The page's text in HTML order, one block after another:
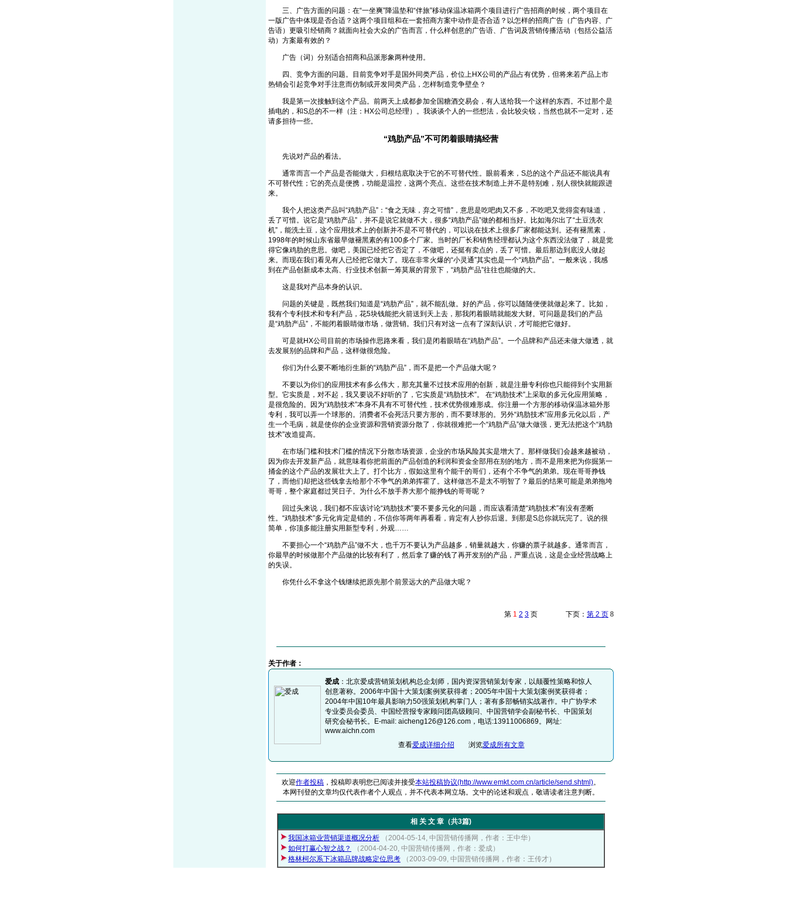
三、广告方面的问题：在“一坐爽”降温垫和“伴旅”移动保温冰箱两个项目进行广告招商的时候，两个项目在
一版广告中体现是否合适？这两个项目组和在一套招商方案中动作是否合适？以怎样的招商广告（广告内容、广
告语）更吸引经销商？就面向社会大众的广告而言，什么样创意的广告语、广告词及营销传播活动（包括公益活
动）方案最有效的？
广告（词）分别适合招商和品派形象两种使用。
四、竞争方面的问题。目前竞争对手是国外同类产品，价位上HX公司的产品占有优势，但将来若产品上市
热销会引起竞争对手注意而仿制或开发同类产品，怎样制造竞争壁垒？
我是第一次接触到这个产品。前两天上成都参加全国糖酒交易会，有人送给我一个这样的东西。不过那个是
插电的，和S总的不一样（注：HX公司总经理）。我谈谈个人的一些想法，会比较尖锐，当然也就不一定对，还
请多担待一些。
“鸡肋产品”不可闭着眼睛搞经营
先说对产品的看法。
通常而言一个产品是否能做大，归根结底取决于它的不可替代性。眼前看来，S总的这个产品还不能说具有
不可替代性；它的亮点是便携，功能是温控，这两个亮点。这些在技术制造上并不是特别难，别人很快就能跟进
来。
我个人把这类产品叫“鸡肋产品”：“食之无味，弃之可惜”，意思是吃吧肉又不多，不吃吧又觉得蛮有味道，
丢了可惜。说它是“鸡肋产品”，并不是说它就做不大，很多“鸡肋产品”做的都相当好。比如海尔出了“土豆洗衣
机”，能洗土豆，这个应用技术上的创新并不是不可替代的，可以说在技术上很多厂家都能达到。还有褪黑素，
1998年的时候山东省最早做褪黑素的有100多个厂家。当时的厂长和销售经理都认为这个东西没法做了，就是觉
得它像鸡肋的意思。做吧，美国已经把它否定了，不做吧，还挺有卖点的，丢了可惜。最后那边到底没人做起
来。而现在我们看见有人已经把它做大了。现在非常火爆的“小灵通”其实也是一个“鸡肋产品”。一般来说，我感
到在产品创新成本太高、行业技术创新一筹莫展的背景下，“鸡肋产品”往往也能做的大。
这是我对产品本身的认识。
问题的关键是，既然我们知道是“鸡肋产品”，就不能乱做。好的产品，你可以随随便便就做起来了。比如，
我有个专利技术和专利产品，花5块钱能把火箭送到天上去，那我闭着眼睛就能发大财。可问题是我们的产品
是“鸡肋产品”，不能闭着眼睛做市场，做营销。我们只有对这一点有了深刻认识，才可能把它做好。
可是就HX公司目前的市场操作思路来看，我们是闭着眼睛在“鸡肋产品”。一个品牌和产品还未做大做透，就
去发展别的品牌和产品，这样做很危险。
你们为什么要不断地衍生新的“鸡肋产品”，而不是把一个产品做大呢？
不要以为你们的应用技术有多么伟大，那充其量不过技术应用的创新，就是注册专利你也只能得到个实用新
型。它实质是，对不起，我又要说不好听的了，它实质是“鸡肋技术”。 在“鸡肋技术”上采取的多元化应用策略，
是很危险的。因为“鸡肋技术”本身不具有不可替代性，技术优势很难形成。你注册一个方形的移动保温冰箱外形
专利，我可以弄一个球形的。消费者不会死活只要方形的，而不要球形的。另外“鸡肋技术”应用多元化以后，产
生一个毛病，就是使你的企业资源和营销资源分散了，你就很难把一个“鸡肋产品”做大做强，更无法把这个“鸡肋
技术”改造提高。
在市场门槛和技术门槛的情况下分散市场资源，企业的市场风险其实是增大了。那样做我们会越来越被动，
因为你去开发新产品，就意味着你把前面的产品创造的利润和资金全部用在别的地方，而不是用来把为你掘第一
捅金的这个产品的发展壮大上了。打个比方，假如这里有个能干的哥们，还有个不争气的弟弟。现在哥哥挣钱
了，而他们却把这些钱拿去给那个不争气的弟弟挥霍了。这样做岂不是太不明智了？最后的结果可能是弟弟拖垮
哥哥，整个家庭都过哭日子。为什么不放手养大那个能挣钱的哥哥呢？
回过头来说，我们都不应该讨论“鸡肋技术”要不要多元化的问题，而应该看清楚“鸡肋技术”有没有垄断
性。“鸡肋技术”多元化肯定是错的，不信你等两年再看看，肯定有人抄你后退。到那是S总你就玩完了。说的很
简单，你顶多能注册实用新型专利，外观……
不要担心一个“鸡肋产品”做不大，也千万不要认为产品越多，销量就越大，你赚的票子就越多。通常而言，
你最早的时候做那个产品做的比较有利了，然后拿了赚的钱了再开发别的产品，严重点说，这是企业经营战略上
的失误。
你凭什么不拿这个钱继续把原先那个前景远大的产品做大呢？
第 1 2 3 页 下页： 第 2 页 8
关于作者：
爱成 ：北京爱成营销策划机构总企划师，国内资深营销策划专家，以颠覆性策略和惊人
创意著称。2006年中国十大策划案例奖获得者；2005年中国十大策划案例奖获得者；
2004年中国10年最具影响力50强策划机构掌门人；著有多部畅销实战著作。中广协学术
专业委员会委员、中国经营报专家顾问团高级顾问、中国营销学会副秘书长、中国策划
研究会秘书长。E-mail: aicheng126@126.com，电话:13911006869。网址:
www.aichn.com
查看爱成详细介绍 浏览爱成所有文章
欢迎作者投稿 ，投稿即表明您已阅读并接受本站投稿协议(http://www.emkt.com.cn/article/send.shtml)。
本网刊登的文章均仅代表作者个人观点，并不代表本网立场。文中的论述和观点，敬请读者注意判断。
相 关 文 章（共3篇)
我国冰箱业营销渠道概况分析
（2004-05-14, 中国营销传播网，作者：王中华）
如何打赢心智之战？
（2004-04-20, 中国营销传播网，作者：爱成）
格林柯尔系下冰箱品牌战略定位思考
（2003-09-09, 中国营销传播网，作者：王传才）